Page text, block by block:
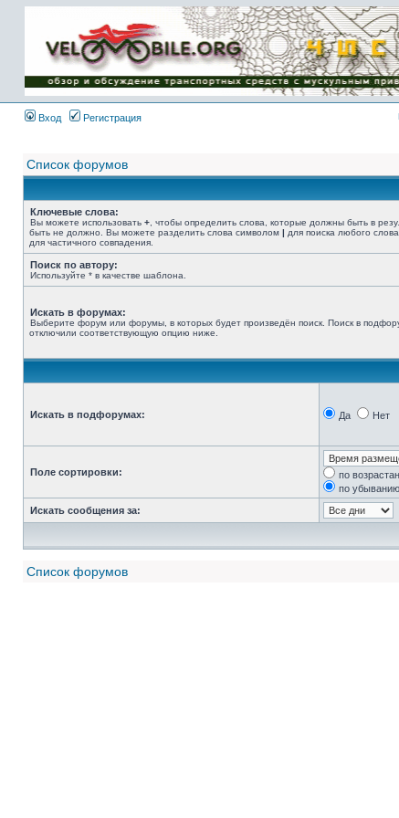
Имя пользователя:
Пароль:
{ LOG_ME_IN_SHORT
}
Вход Регистрация
Список форумов
Ключевые слова:
Вы можете использовать + , чтобы определить слова, которые должны быть в
быть не должно. Вы можете разделить слова символом | для поиска любого
для частичного совпадения.
Поиск по автору:
Используйте * в качестве шаблона.
Искать в форумах:
Выберите форум или форумы, в которых будет произведён поиск. Поиск в
отключили соответствующую опцию ниже.
Искать в подфорумах: Да Нет
Поле сортировки:
по
по убыванию
Искать сообщения за:
Список форумов